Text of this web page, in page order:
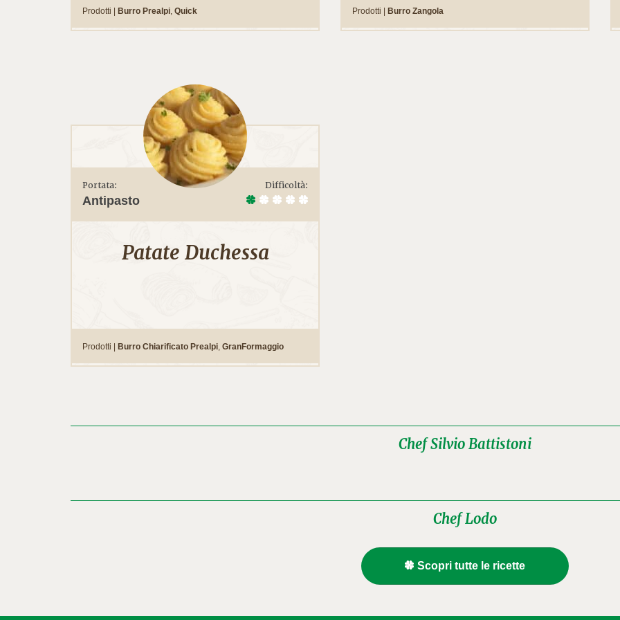
Prodotti | Burro Prealpi Quick Prodotti | Burro Zangola
Portata:
Antipasto
Difficoltà:
Patate Duchessa
Prodotti | Burro Chiarificato Prealpi GranFormaggio
Chef Silvio Battistoni
Chef Lodo
Scopri tutte le ricette